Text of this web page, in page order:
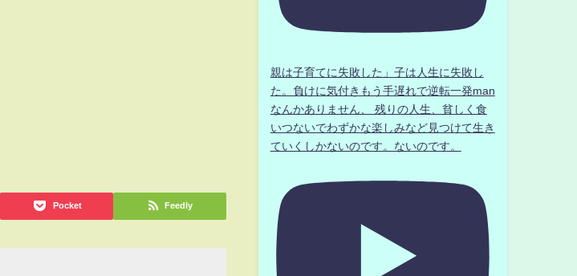
Pocket Feedly
親は子育てに失敗した」子は人生に失敗し
た。負けに気付きもう手遅れで逆転一発man
なんかありません、 残りの人生、貧しく食
いつないでわずかな楽しみなど見つけて生き
ていくしかないのです。ないのです。